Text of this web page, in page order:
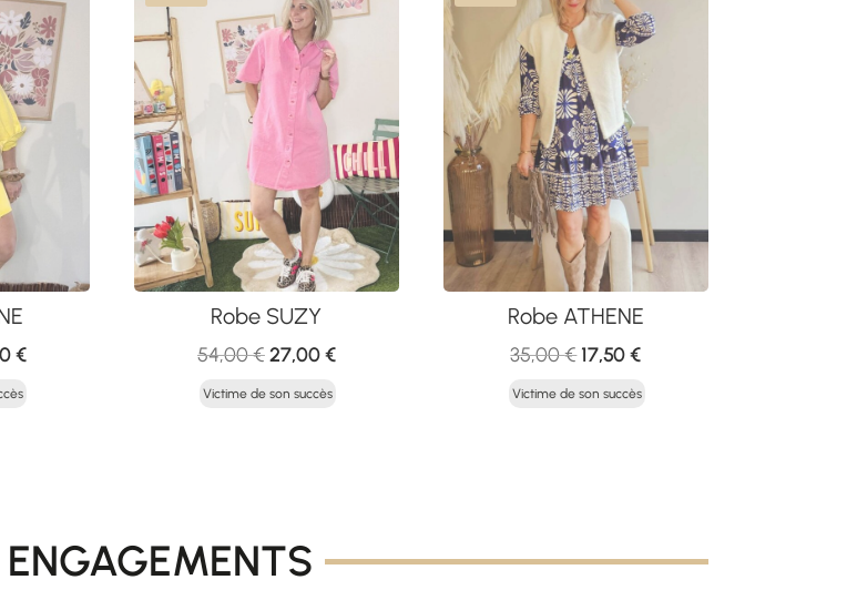
€Le
Robe SUZY
54,00€Le
27,00€Le
Victime de son succès
Robe ATHENE
35,00€ Le
17,50€Le
Victime de son succès